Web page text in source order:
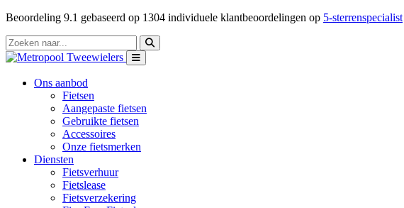
Beoordeling 9.1 gebaseerd op 1304 individuele klantbeoordelingen op 5-sterrenspecialist
Ons aanbod
Fietsen
Aangepaste fietsen
Gebruikte fietsen
Accessoires
Onze fietsmerken
Diensten
Fietsverhuur
Fietslease
Fietsverzekering